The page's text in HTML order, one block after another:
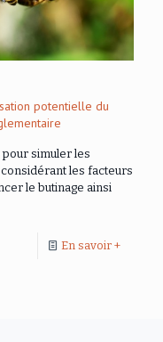
potentielle du
pour simuler les
les facteurs
le butinage ainsi
En savoir +